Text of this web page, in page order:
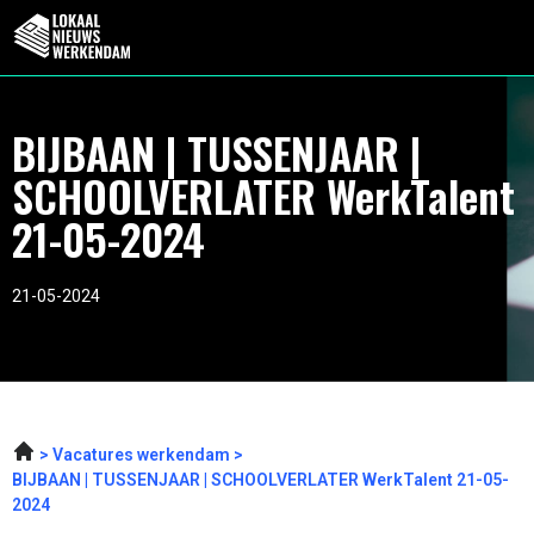
BIJBAAN | TUSSENJAAR |
SCHOOLVERLATER WerkTalent
21-05-2024
21-05-2024
Vacatures werkendam
BIJBAAN | TUSSENJAAR | SCHOOLVERLATER WerkTalent 21-05-
2024